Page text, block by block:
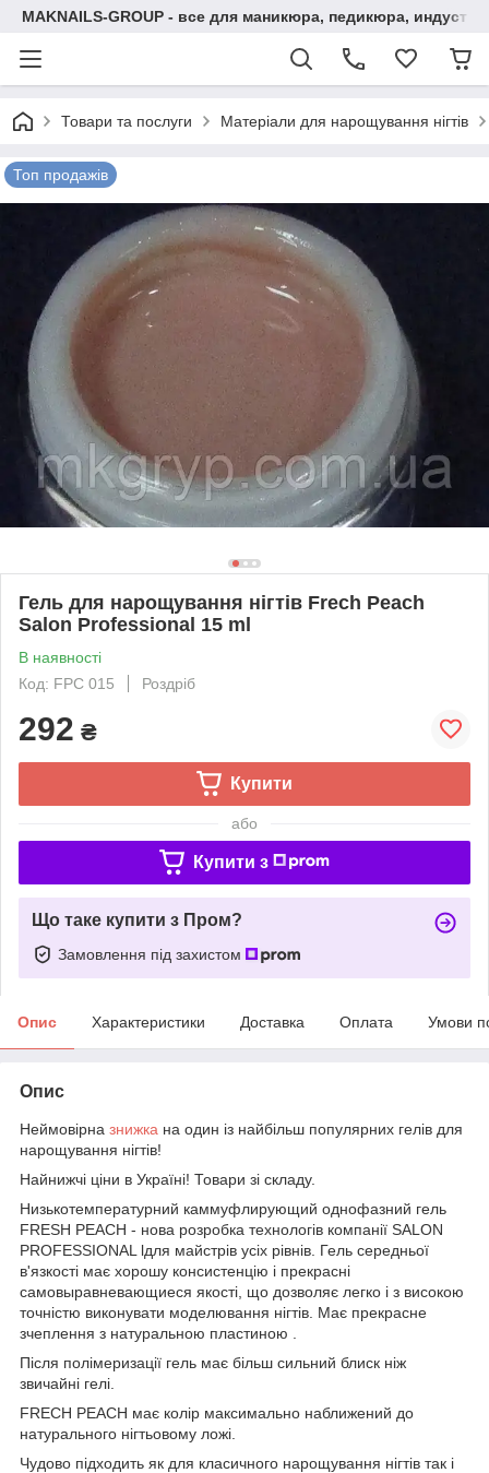
MAKNAILS-GROUP - все для маникюра, педикюра,
Товари та послуги Матеріали для нарощування нігтів
Топ продажів
Гель для нарощування нігтів Frech Peach
Salon Professional 15 ml
В наявності
Код: FPC 015
Роздріб
292 ₴
Купити
або
Купити з
Що таке купити з Пром?
Замовлення під захистом
Опис Характеристики Доставка Оплата Умови
Опис
Неймовірна знижка на один із найбільш популярних гелів для
нарощування нігтів!
Найнижчі ціни в Україні! Товари зі складу.
Низькотемпературний каммуфлирующий однофазний гель
FRESH PEACH - нова розробка технологів компанії SALON
PROFESSIONAL lдля майстрів усіх рівнів. Гель середньої
в'язкості має хорошу консистенцію і прекрасні
самовыравневающиеся якості, що дозволяє легко і з високою
точністю виконувати моделювання нігтів. Має прекрасне
зчеплення з натуральною пластиною .
Після полімеризації гель має більш сильний блиск ніж
звичайні гелі.
FRECH PEACH має колір максимально наближений до
натурального нігтьовому ложі.
Чудово підходить як для класичного нарощування нігтів так і